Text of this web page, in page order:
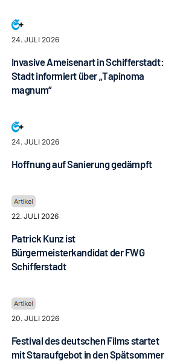
24. JULI 2026
Invasive Ameisenart in Schifferstadt:
Stadt informiert über „Tapinoma
magnum“
24. JULI 2026
Hoffnung auf Sanierung gedämpft
22. JULI 2026
Patrick Kunz ist
Bürgermeisterkandidat der FWG
Schifferstadt
20. JULI 2026
Festival des deutschen Films startet
mit Staraufgebot in den Spätsommer